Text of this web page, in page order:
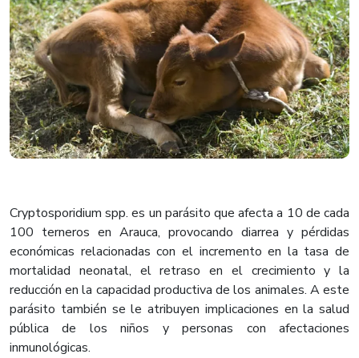
Cryptosporidium spp. es un parásito que afecta a 10 de cada
100 terneros en Arauca, provocando diarrea y pérdidas
económicas relacionadas con el incremento en la tasa de
mortalidad neonatal, el retraso en el crecimiento y la
reducción en la capacidad productiva de los animales. A este
parásito también se le atribuyen implicaciones en la salud
pública de los niños y personas con afectaciones
inmunológicas.